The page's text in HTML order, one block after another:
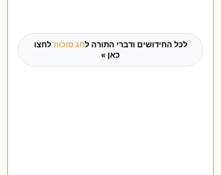
לכל החידושים ודברי התורה לחג סוכותלחצו
כאן »